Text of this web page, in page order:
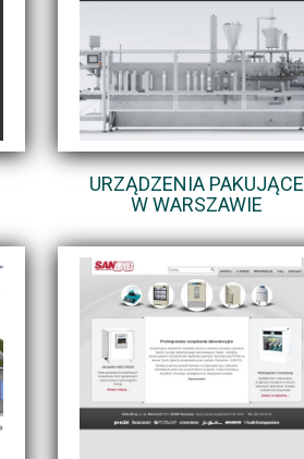
URZĄDZENIA PAKUJĄCE
W WARSZAWIE